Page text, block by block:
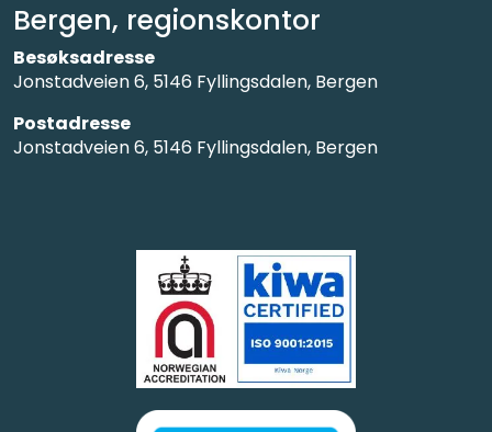
Bergen, regionskontor
Besøksadresse
Jonstadveien 6, 5146 Fyllingsdalen, Bergen
Postadresse
Jonstadveien 6, 5146 Fyllingsdalen, Bergen